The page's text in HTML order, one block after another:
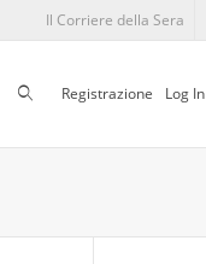
Il Corriere della Sera
CercaRegistrazione Log In